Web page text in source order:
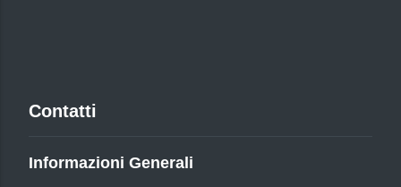
Contatti
Informazioni Generali